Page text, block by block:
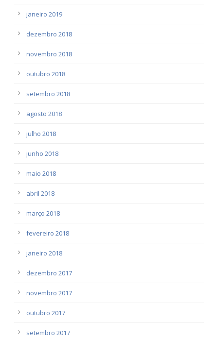
janeiro 2019
dezembro 2018
novembro 2018
outubro 2018
setembro 2018
agosto 2018
julho 2018
junho 2018
maio 2018
abril 2018
março 2018
fevereiro 2018
janeiro 2018
dezembro 2017
novembro 2017
outubro 2017
setembro 2017